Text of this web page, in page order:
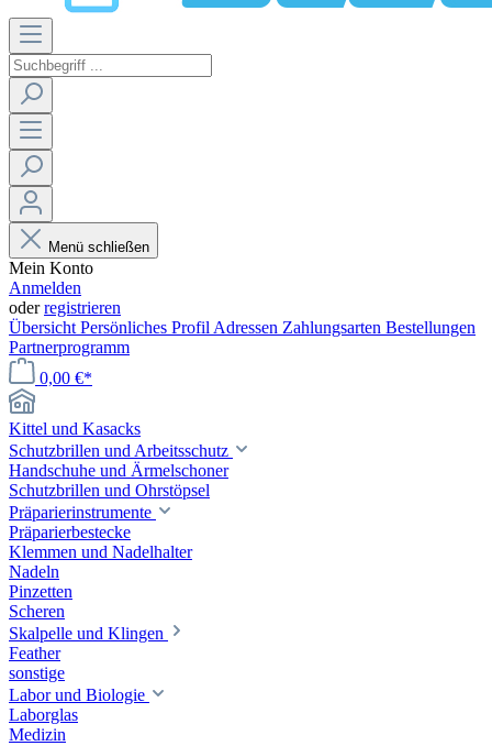
Menü schließen
Mein Konto
Anmelden
oderregistrieren
Übersicht Persönliches Profil Adressen Zahlungsarten Bestellungen
Partnerprogramm
0,00 €*
Kittel und Kasacks
Schutzbrillen und Arbeitsschutz
Handschuhe und Ärmelschoner
Schutzbrillen und Ohrstöpsel
Präparierinstrumente
Präparierbestecke
Klemmen und Nadelhalter
Nadeln
Pinzetten
Scheren
Skalpelle und Klingen
Feather
sonstige
Labor und Biologie
Laborglas
Medizin